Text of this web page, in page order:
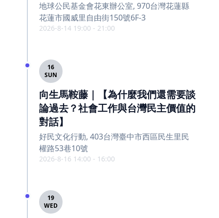
地球公民基金會花東辦公室, 970台灣花蓮縣
花蓮市國威里自由街150號6F-3
2026-8-14 19:00 - 21:00
16
SUN
向生馬鞍藤｜【為什麼我們還需要談
論過去？社會工作與台灣民主價值的
對話】
好民文化行動, 403台灣臺中市西區民生里民
權路53巷10號
2026-8-16 14:00 - 16:00
19
WED